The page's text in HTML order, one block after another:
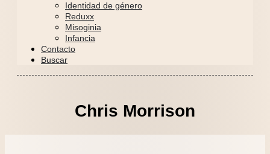
Identidad de género
Reduxx
Misoginia
Infancia
Contacto
Buscar
Chris Morrison